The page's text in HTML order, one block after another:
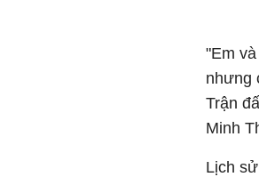
"Em
nhưng
Trận
Minh
Lịch